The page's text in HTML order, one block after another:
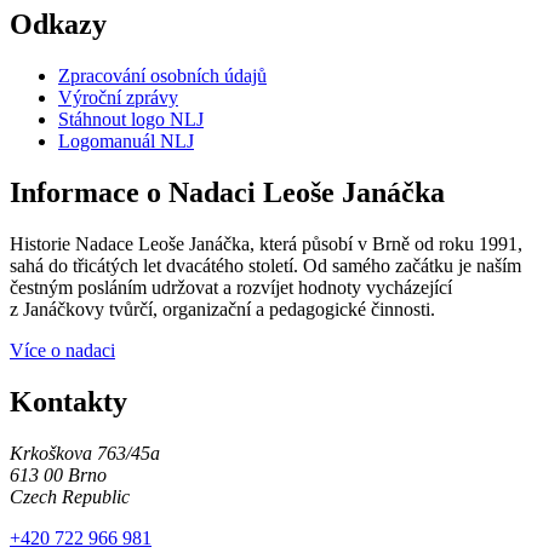
Odkazy
Zpracování osobních údajů
Výroční zprávy
Stáhnout logo NLJ
Logomanuál NLJ
Informace o Nadaci Leoše Janáčka
Historie Nadace Leoše Janáčka, která působí v Brně od roku 1991,
sahá do třicátých let dvacátého století. Od samého začátku je naším
čestným posláním udržovat a rozvíjet hodnoty vycházející
z Janáčkovy tvůrčí, organizační a pedagogické činnosti.
Více o nadaci
Kontakty
Krkoškova 763/45a
613 00 Brno
Czech Republic
+420 722 966 981